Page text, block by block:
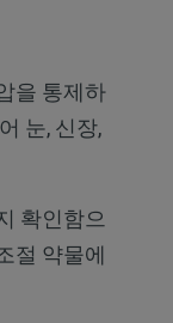
을 통제하
눈, 신장,
확인함으
절 약물에